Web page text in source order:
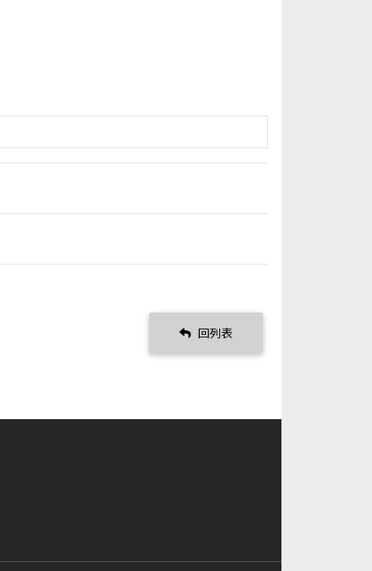
回列表